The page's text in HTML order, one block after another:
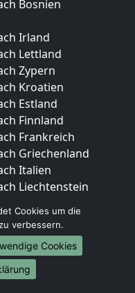
Bosnien
Irland
Lettland
Zypern
Kroatien
Estland
Finnland
Frankreich
Griechenland
Italien
Liechtenstein
Niederlande
Norwegen
Cookies um die
verbessern.
Cookies